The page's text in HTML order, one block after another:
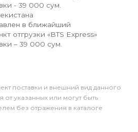
- 39 000 сум.
в ближайший
отгрузки «BTS Express»
– 39 000 сум.
поставки и внешний вид данного
от указанных или могут быть
без отражения в каталоге